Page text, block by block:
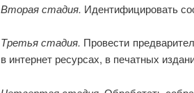
Вторая стадия. Идентифицировать
Третья стадия. Провести
в интернет ресурсах, в печатных